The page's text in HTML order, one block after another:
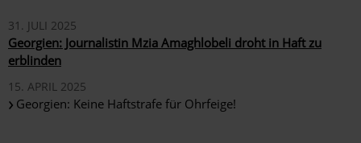
31. JULI 2025
Georgien: Journalistin Mzia Amaghlobeli droht in Haft zu
erblinden
15. APRIL 2025
Georgien: Keine Haftstrafe für Ohrfeige!